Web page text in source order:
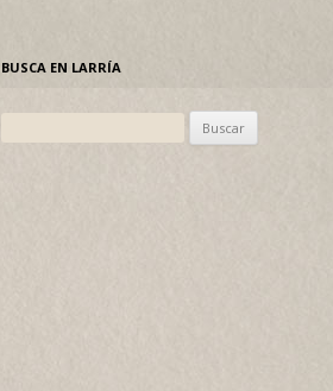
BUSCA EN LARRÍA